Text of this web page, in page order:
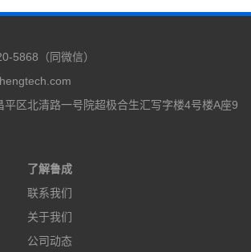
5868（同微信）
平区北清路一号院超极合生汇写字楼4号楼A座9
了解鲁成
联系我们
关于我们
公司动态